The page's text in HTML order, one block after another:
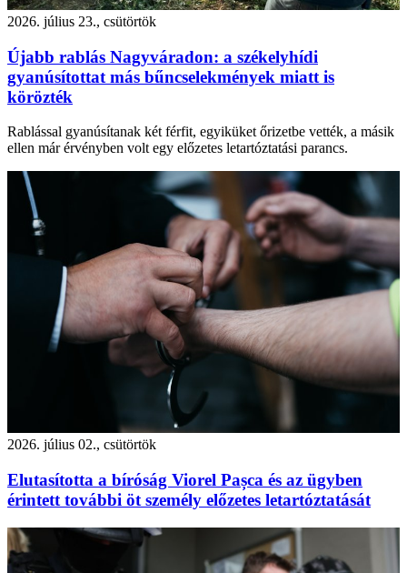
2026. július 23., csütörtök
Újabb rablás Nagyváradon: a székelyhídi
gyanúsítottat más bűncselekmények miatt is
körözték
Rablással gyanúsítanak két férfit, egyiküket őrizetbe vették, a másik
ellen már érvényben volt egy előzetes letartóztatási parancs.
2026. július 02., csütörtök
Elutasította a bíróság Viorel Pașca és az ügyben
érintett további öt személy előzetes letartóztatását